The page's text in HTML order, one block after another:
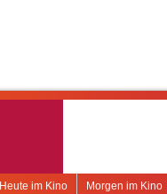
Morgen im Kino
Heute im Kino